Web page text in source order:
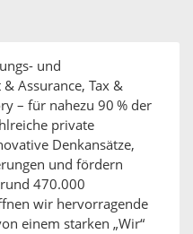
und
Assurance, Tax &
– für nahezu 90 % der
private
Denkansätze,
und fördern
470.000
wir hervorragende
einem starken „Wir“